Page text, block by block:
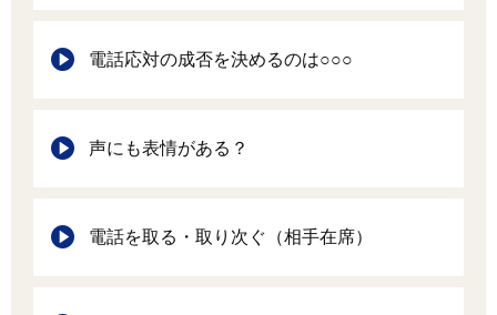
電話応対の成否を決めるのは○○○
声にも表情がある？
電話を取る・取り次ぐ（相手在席）